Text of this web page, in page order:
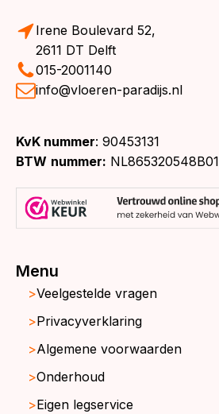
Irene Boulevard 52,
2611 DT Delft
015-2001140
info@vloeren-paradijs.nl
KvK nummer: 90453131
BTW nummer: NL865320548B01
Menu
Veelgestelde vragen
Privacyverklaring
Algemene voorwaarden
Onderhoud
Eigen legservice